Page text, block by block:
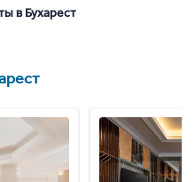
в Бухарест